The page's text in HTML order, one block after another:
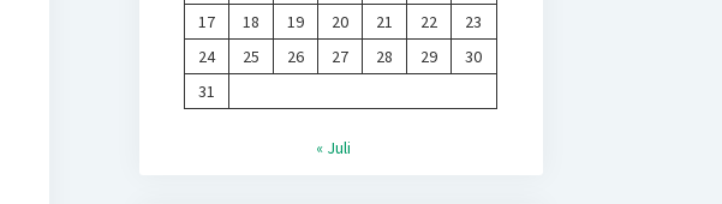
17
18 19 20 21 22
23
24
25 26 27 28 29
30
31
« Juli